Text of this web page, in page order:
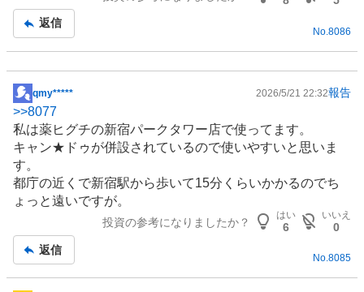
返信
No. 8086
掲
示
板
記
事
qmy***** 2026/5/21 22:32報告
>>8077
私は薬ヒグチの新宿パークタワー店で使ってます。
キャン★ドゥが併設されているので使いやすいと思いま
す。
都庁の近くで新宿駅から歩いて15分くらいかかるのでち
ょっと遠いですが。
投資の参考になりましたか？
はい
6
いいえ
0
返信
No.8085